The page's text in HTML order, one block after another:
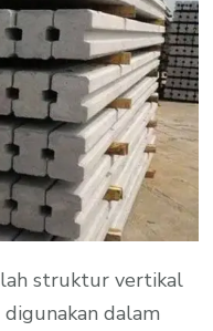
struktur vertikal
dalam